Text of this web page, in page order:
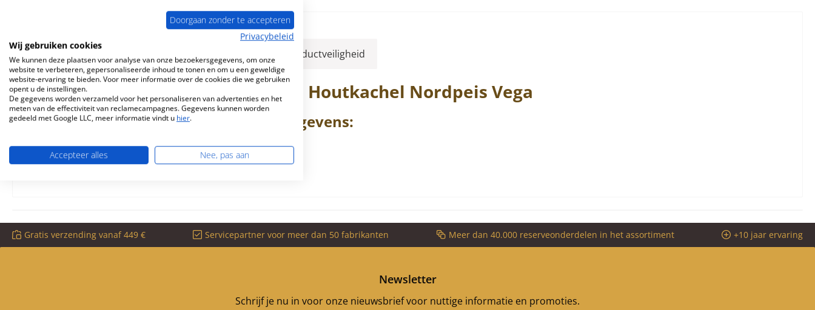
Beschrijving Eigenschappen Informatie over productveiligheid
OrigineelDeurafdichtingvoor de Houtkachel Nordpeis Vega
NordpeisVegaDeurafdichting Kerngegevens:
afdichtingskoord, pakking voor kacheldeurtjes
Gratis verzending vanaf 449 € Servicepartner voor meer dan 50 fabrikanten Meer dan 40.000 reserveonderdelen in het assortiment +10 jaar ervaring
Newsletter
Schrijf je nu in voor onze nieuwsbrief voor nuttige informatie en promoties.
Doorgaan zonder te accepteren
Privacybeleid
Wij gebruiken cookies
We kunnen deze plaatsen voor analyse van onze bezoekersgegevens, om onze
website te verbeteren, gepersonaliseerde inhoud te tonen en om u een geweldige
website-ervaring te bieden. Voor meer informatie over de cookies die we gebruiken
opent u de instellingen.
De gegevens worden verzameld voor het personaliseren van advertenties en het
meten van de effectiviteit van reclamecampagnes. Gegevens kunnen worden
gedeeld met Google LLC, meer informatie vindt u hier.
Accepteer alles Nee, pas aan